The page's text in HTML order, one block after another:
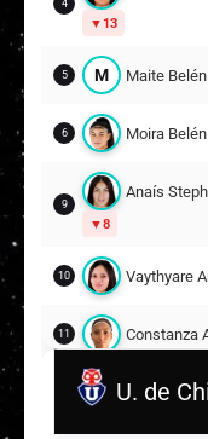
4
13
5 M Maite
6 Moira
9
Anaís
8
10 Vaythyare
11 Constanza
Pilar
U. de